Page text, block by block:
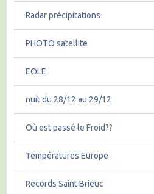
Radar précipitations
PHOTO satellite
EOLE
nuit du 28/12 au 29/12
Où est passé le Froid??
Températures Europe
Records Saint Brieuc